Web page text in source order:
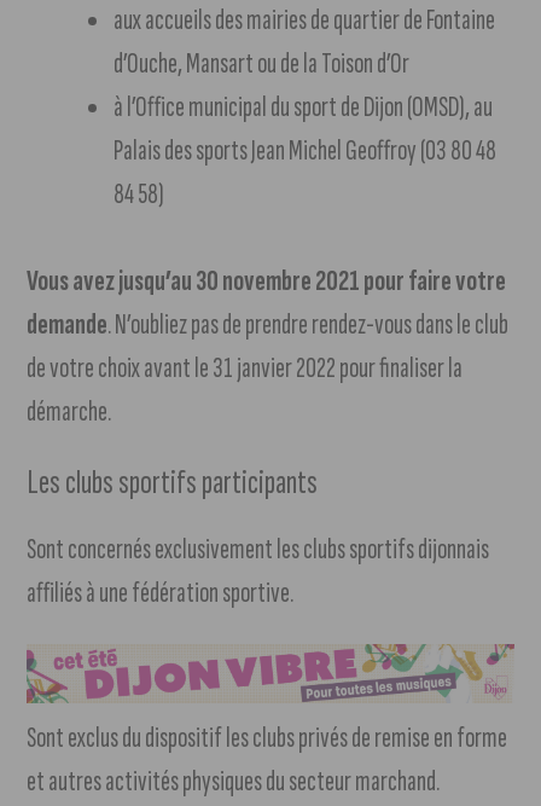
aux accueils des mairies de quartier de Fontaine
d’Ouche, Mansart ou de la Toison d’Or
à l’Office municipal du sport de Dijon (OMSD), au
Palais des sports Jean Michel Geoffroy (03 80 48
84 58)
Vous avez jusqu’au 30 novembre 2021 pour faire votre
demande. N’oubliez pas de prendre rendez-vous dans le club
de votre choix avant le 31 janvier 2022 pour finaliser la
démarche.
Les clubs sportifs participants
Sont concernés exclusivement les clubs sportifs dijonnais
affiliés à une fédération sportive.
Sont exclus du dispositif les clubs privés de remise en forme
et autres activités physiques du secteur marchand.